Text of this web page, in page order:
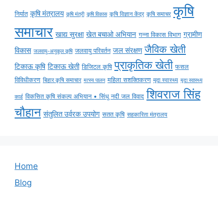
निर्यात कृषि मंत्रालय कृषि मंत्री कृषि विकास कृषि विज्ञान केंद्र कृषि समाचर कृषि
समाचार खाद्य सुरक्षा खेत बचाओ अभियान गन्ना विकास विभाग ग्रामीण
विकास जलवायु-अनुकूल कृषि जलवायु परिवर्तन जल संरक्षण जैविक खेती
टिकाऊ कृषि टिकाऊ खेती डिजिटल कृषि प्राकृतिक खेती फसल
विविधीकरण बिहार कृषि समाचार मत्स्य पालन महिला सशक्तिकरण मृदा स्वास्थ्य मृदा स्वास्थ्य
कार्ड विकसित कृषि संकल्प अभियान • सिंधु नदी जल विवाद शिवराज सिंह
चौहान संतुलित उर्वरक उपयोग सतत कृषि सहकारिता मंत्रालय
Home
Blog